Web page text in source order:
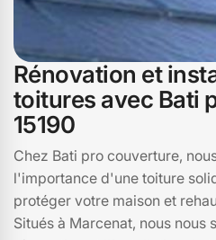
Rénovation et
toitures avec Bati
15190
Chez Bati pro couverture,
l'importance d'une toiture
protéger votre maison et
Situés à Marcenat, nous nous